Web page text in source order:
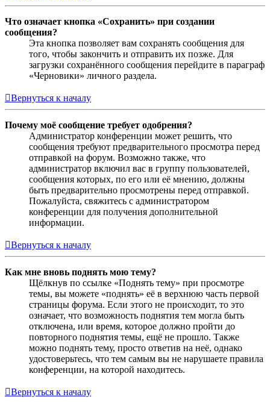
Что означает кнопка «Сохранить» при создании
сообщения?
Эта кнопка позволяет вам сохранять сообщения для
того, чтобы закончить и отправить их позже. Для
загрузки сохранённого сообщения перейдите в параграф
«Черновики» личного раздела.
Вернуться к началу
Почему моё сообщение требует одобрения?
Администратор конференции может решить, что
сообщения требуют предварительного просмотра перед
отправкой на форум. Возможно также, что
администратор включил вас в группу пользователей,
сообщения которых, по его или её мнению, должны
быть предварительно просмотрены перед отправкой.
Пожалуйста, свяжитесь с администратором
конференции для получения дополнительной
информации.
Вернуться к началу
Как мне вновь поднять мою тему?
Щёлкнув по ссылке «Поднять тему» при просмотре
темы, вы можете «поднять» её в верхнюю часть первой
страницы форума. Если этого не происходит, то это
означает, что возможность поднятия тем могла быть
отключена, или время, которое должно пройти до
повторного поднятия темы, ещё не прошло. Также
можно поднять тему, просто ответив на неё, однако
удостоверьтесь, что тем самым вы не нарушаете правила
конференции, на которой находитесь.
Вернуться к началу